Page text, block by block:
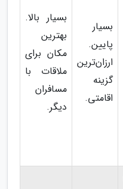
بسیار
پایین.
ارزان‌ترین
گزینه
اقامتی.
بسیار بالا.
بهترین
مکان برای
ملاقات با
مسافران
دیگر.